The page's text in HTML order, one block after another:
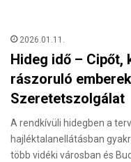
2026.01.11.
Hideg idő – Cipőt,
rászoruló
Szeretetszolgálat
A rendkívüli hidegben a
hajléktalanellátásban
több vidéki városban és